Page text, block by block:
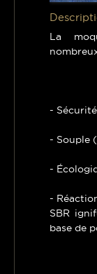
La
-
- Souple
-
-
SBR
base de